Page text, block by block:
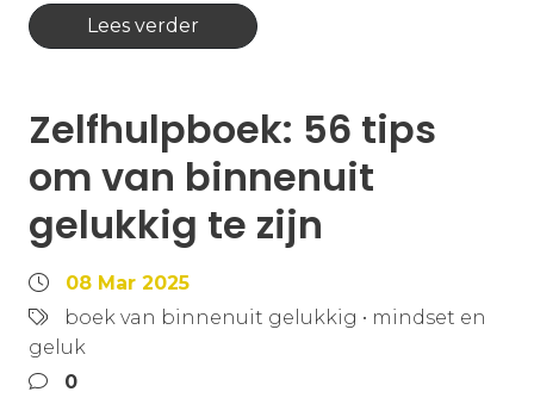
Lees verder
Zelfhulpboek: 56 tips
om van binnenuit
gelukkig te zijn
08 Mar 2025
boek van binnenuit gelukkig • mindset en
geluk
0